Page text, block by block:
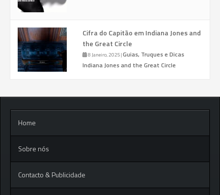
Cifra do Capitão em Indiana Jones and
the Great Circle
8 Janeiro, 2025|Guias, Truques e Dicas
Indiana Jones and the Great Circle
Home
Sobre nós
Contacto & Publicidade